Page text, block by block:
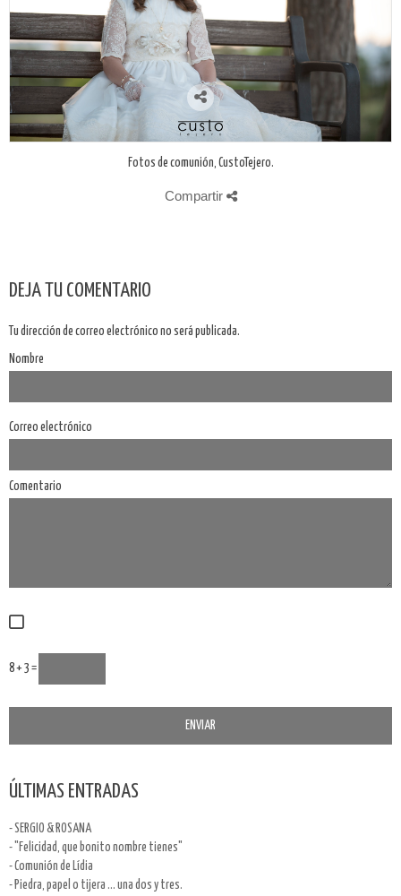
Fotos de comunión, CustoTejero.
Compartir
DEJA TU COMENTARIO
Tu dirección de correo electrónico no será publicada.
Nombre
Correo electrónico
Comentario
8 + 3 =
ÚLTIMAS ENTRADAS
- SERGIO & ROSANA
- "Felicidad, que bonito nombre tienes"
- Comunión de Lídia
- Piedra, papel o tijera ... una dos y tres.